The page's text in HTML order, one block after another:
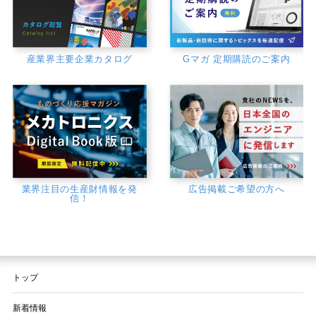
産業界主要企業カタログ Gマガ 定期購読のご案内
業界注目の生産財情報を発
信！
広告掲載ご希望の方へ
トップ
新着情報